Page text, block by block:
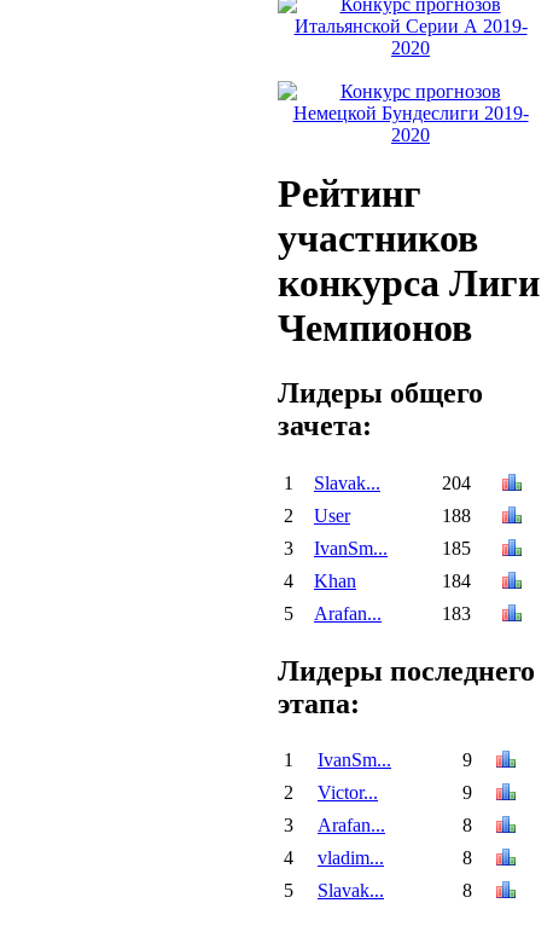
Рейтинг
участников
конкурса Лиги
Чемпионов
Лидеры общего
зачета:
1 Slavak...
204
2
User
188
3
IvanSm...
185
4
Khan
184
5
Arafan... 183
Лидеры последнего
этапа:
1 IvanSm...
9
2
Victor...
9
3
Arafan...
8
4
vladim...
8
5
Slavak... 8